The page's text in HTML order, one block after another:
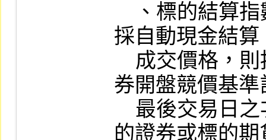
採自動現金結
券開盤競價基
的證券或標的